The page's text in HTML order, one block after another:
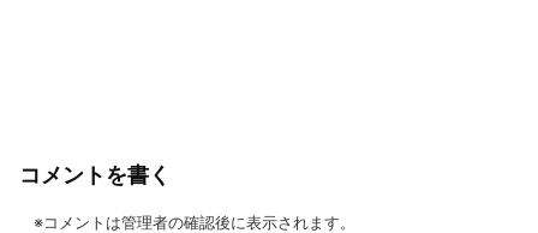
コメントを書く
※コメントは管理者の確認後に表示されます。